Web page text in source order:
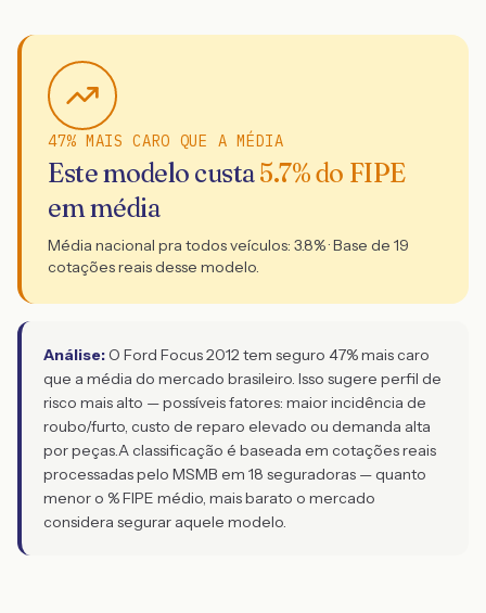
47% MAIS CARO QUE A MÉDIA
Este modelo custa5.7% do FIPE
em média
Média nacional pra todos veículos: 3.8% · Base de 19
cotações reais desse modelo.
Análise: O Ford Focus 2012 tem seguro 47% mais caro
que a média do mercado brasileiro. Isso sugere perfil de
risco mais alto — possíveis fatores: maior incidência de
roubo/furto, custo de reparo elevado ou demanda alta
por peças.A classificação é baseada em cotações reais
processadas pelo MSMB em 18 seguradoras — quanto
menor o % FIPE médio, mais barato o mercado
considera segurar aquele modelo.